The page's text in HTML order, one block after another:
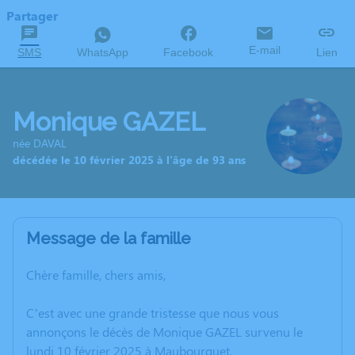
Partager
SMS WhatsApp Facebook E-mail Lien
Monique GAZEL
née DAVAL
décédée le 10 février 2025 à l'âge de 93 ans
Message de la famille
Chère famille, chers amis,
C’est avec une grande tristesse que nous vous
annonçons le décès de Monique GAZEL survenu le
lundi 10 février 2025 à Maubourguet.